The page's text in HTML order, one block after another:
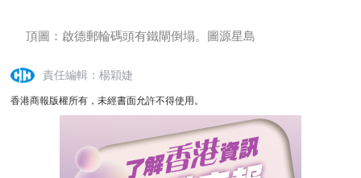
頂圖：啟德郵輪碼頭有鐵閘倒塌。圖源星島
責任編輯：楊穎婕
香港商報版權所有，未經書面允許不得使用。